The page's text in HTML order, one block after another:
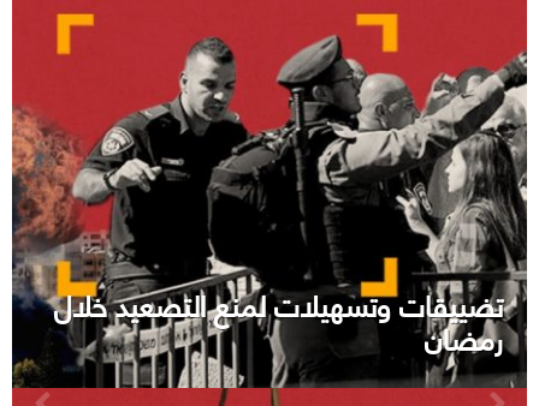
تضييقات وتسهيلات لمنع التصعيد خلال
رمضان